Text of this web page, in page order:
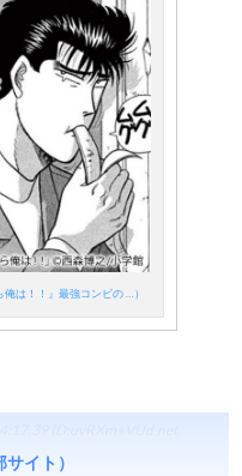
は！！』最強コンビの …）
イト）